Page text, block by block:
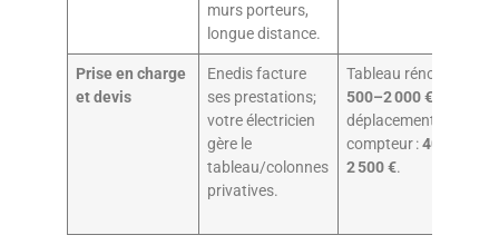
murs porteurs,
longue distance.
Prise en charge
et devis
Enedis facture
ses prestations;
votre électricien
gère le
tableau/colonnes
privatives.
Tableau rénové :
500–2 000 €
déplacement
compteur :400–
2 500 €.